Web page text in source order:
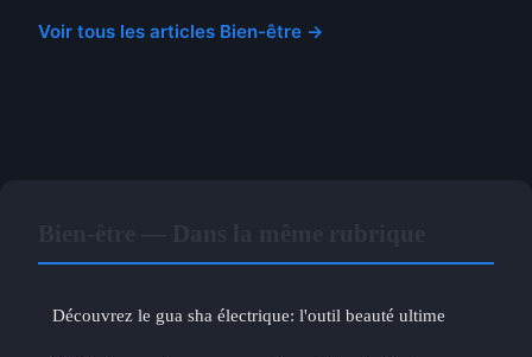
Voir tous les articles Bien-être →
Découvrez le gua sha électrique: l'outil beauté ultime